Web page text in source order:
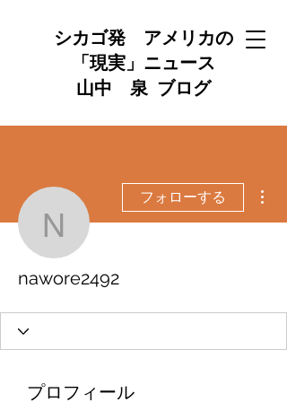
シカゴ発 アメリカの
「現実」ニュース
山中 泉 ブログ
nawore2492
フォローする
nawore2492
プロフィール